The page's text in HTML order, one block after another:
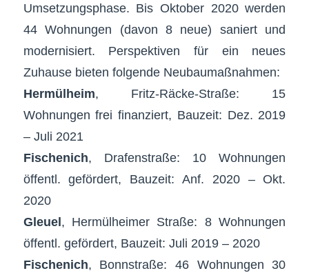
Umsetzungsphase. Bis Oktober 2020 werden
44 Wohnungen (davon 8 neue) saniert und
modernisiert. Perspektiven für ein neues
Zuhause bieten folgende Neubaumaßnahmen:
Hermülheim, Fritz-Räcke-Straße: 15
Wohnungen frei finanziert, Bauzeit: Dez. 2019
– Juli 2021
Fischenich, Drafenstraße: 10 Wohnungen
öffentl. gefördert, Bauzeit: Anf. 2020 – Okt.
2020
Gleuel, Hermülheimer Straße: 8 Wohnungen
öffentl. gefördert, Bauzeit: Juli 2019 – 2020
Fischenich, Bonnstraße: 46 Wohnungen 30